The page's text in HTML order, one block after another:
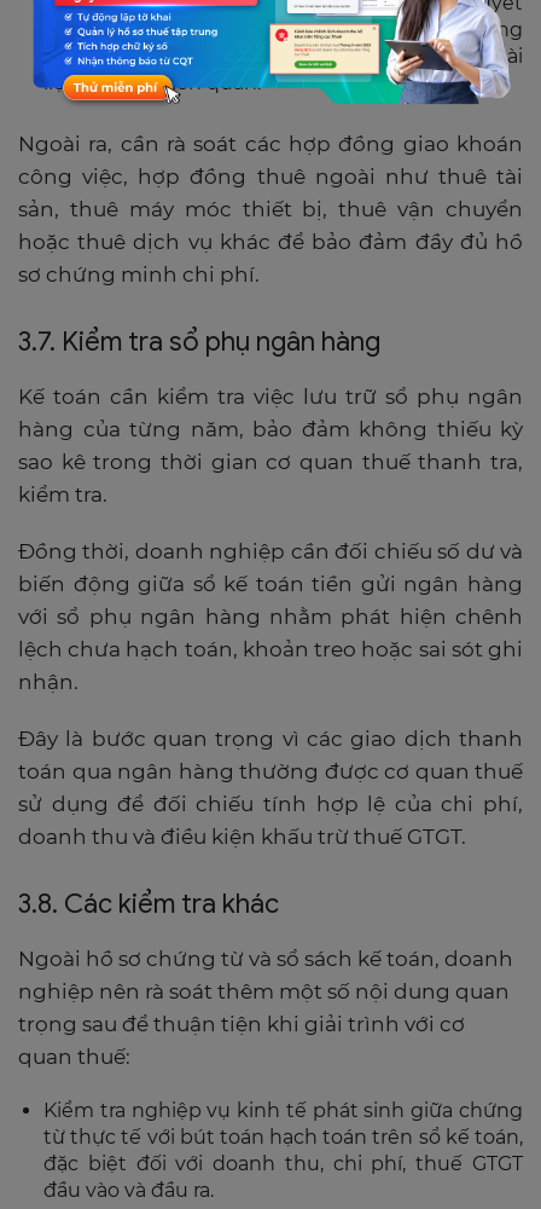
định bổ nhiệm, điều chuyển công tác, tăng
lương, hồ sơ chấm công, bảng lương và các tài
liệu nhân sự liên quan.
Ngoài ra, cần rà soát các hợp đồng giao khoán
công việc, hợp đồng thuê ngoài như thuê tài
sản, thuê máy móc thiết bị, thuê vận chuyển
hoặc thuê dịch vụ khác để bảo đảm đầy đủ hồ
sơ chứng minh chi phí.
3.7. Kiểm tra sổ phụ ngân hàng
Kế toán cần kiểm tra việc lưu trữ sổ phụ ngân
hàng của từng năm, bảo đảm không thiếu kỳ
sao kê trong thời gian cơ quan thuế thanh tra,
kiểm tra.
Đồng thời, doanh nghiệp cần đối chiếu số dư và
biến động giữa sổ kế toán tiền gửi ngân hàng
với sổ phụ ngân hàng nhằm phát hiện chênh
lệch chưa hạch toán, khoản treo hoặc sai sót ghi
nhận.
Đây là bước quan trọng vì các giao dịch thanh
toán qua ngân hàng thường được cơ quan thuế
sử dụng để đối chiếu tính hợp lệ của chi phí,
doanh thu và điều kiện khấu trừ thuế GTGT.
3.8. Các kiểm tra khác
Ngoài hồ sơ chứng từ và sổ sách kế toán, doanh
nghiệp nên rà soát thêm một số nội dung quan
trọng sau để thuận tiện khi giải trình với cơ
quan thuế:
Kiểm tra nghiệp vụ kinh tế phát sinh giữa chứng
từ thực tế với bút toán hạch toán trên sổ kế toán,
đặc biệt đối với doanh thu, chi phí, thuế GTGT
đầu vào và đầu ra.